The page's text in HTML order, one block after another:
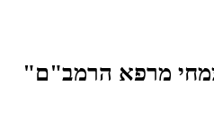
מרפא הרמב"ם"